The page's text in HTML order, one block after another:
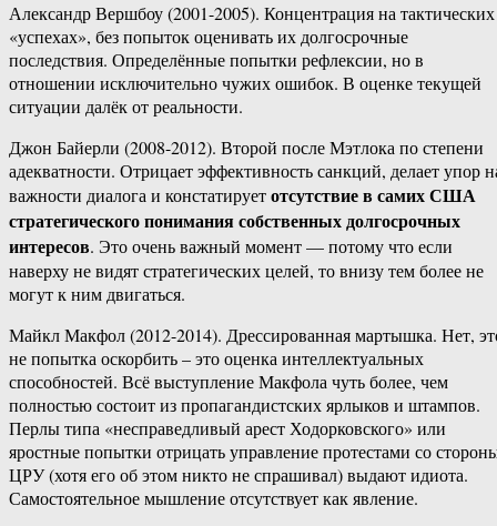
Александр Вершбоу (2001-2005). Концентрация на тактических
«успехах», без попыток оценивать их долгосрочные
последствия. Определённые попытки рефлексии, но в
отношении исключительно чужих ошибок. В оценке текущей
ситуации далёк от реальности.
Джон Байерли (2008-2012). Второй после Мэтлока по степени
адекватности. Отрицает эффективность санкций, делает упор
важности диалога и констатируетотсутствие в самих США
стратегического понимания собственных долгосрочных
интересов. Это очень важный момент — потому что если
наверху не видят стратегических целей, то внизу тем более не
могут к ним двигаться.
Майкл Макфол (2012-2014). Дрессированная мартышка. Нет,
не попытка оскорбить – это оценка интеллектуальных
способностей. Всё выступление Макфола чуть более, чем
полностью состоит из пропагандистских ярлыков и штампов.
Перлы типа «несправедливый арест Ходорковского» или
яростные попытки отрицать управление протестами со
ЦРУ (хотя его об этом никто не спрашивал) выдают идиота.
Самостоятельное мышление отсутствует как явление.